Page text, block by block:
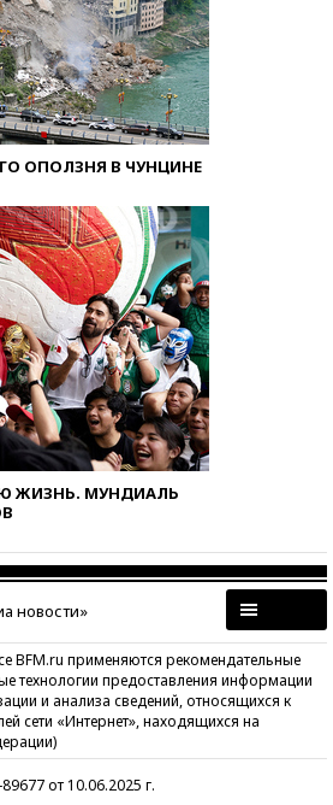
ОПОЛЗНЯ В ЧУНЦИНЕ
ЖИЗНЬ. МУНДИАЛЬ
новости»
BFM.ru применяются рекомендательные
технологии предоставления информации
и анализа сведений, относящихся к
сети «Интернет», находящихся на
от 10.06.2025 г.